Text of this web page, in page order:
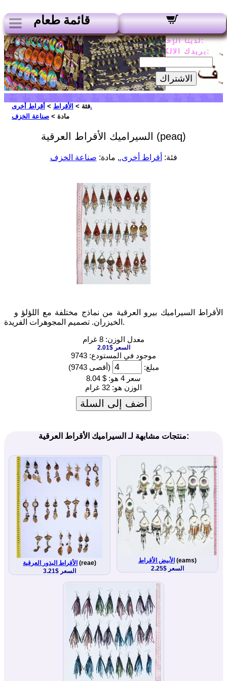
قائمة طعام
لدينا الإخبارية:
بريدك الالكتروني:
الاشتراك
فئة > الأقراط >
أقراط أخرى.
مادة > صناعة الخزف
السيراميك الأقراط العرقية (peaq)
فئة: أقراط أخرى., مادة: صناعة الخزف
الأقراط السيراميك بيرو العرقية من نماذج مختلفة مع اللؤلؤ و
الخيزران. تصميم المجوهرات الفريدة.
معدل الوزن: 8 غرام
السعر $2.01
موجود في المستودع: 9743
مبلغ:
(أقصى 9743)
سعر 4 هو:
$ 8.04
الوزن هو: 32 غرام
أضف إلى السلة
منتجات مشابهة لـ السيراميك الأقراط العرقية:
الأقراط البذور العرقية (reae)
السعر $3.21
الأبيض الأقراط(eams)
السعر $2.25